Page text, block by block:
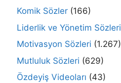
Komik Sözler (166)
Liderlik ve Yönetim Sözleri
Motivasyon Sözleri (1.267)
Mutluluk Sözleri (629)
Özdeyiş Videoları (43)